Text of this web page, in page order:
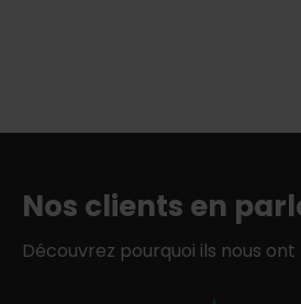
Nos clients en
Découvrez pourquoi ils nous